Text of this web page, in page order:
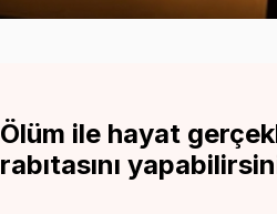
Ölüm ile hayat
rabıtasını